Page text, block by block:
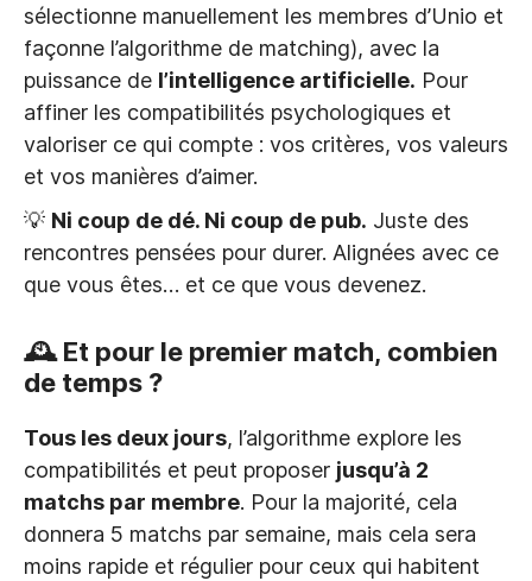
sélectionne manuellement les membres d’Unio et
façonne l’algorithme de matching), avec la
puissance de l’intelligence artificielle. Pour
affiner les compatibilités psychologiques et
valoriser ce qui compte : vos critères, vos valeurs
et vos manières d’aimer.
💡 Ni coup de dé. Ni coup de pub. Juste des
rencontres pensées pour durer. Alignées avec ce
que vous êtes… et ce que vous devenez.
🕰 Et pour le premier match, combien
de temps ?
Tous les deux jours, l’algorithme explore les
compatibilités et peut proposer jusqu’à 2
matchs par membre. Pour la majorité, cela
donnera 5 matchs par semaine, mais cela sera
moins rapide et régulier pour ceux qui habitent